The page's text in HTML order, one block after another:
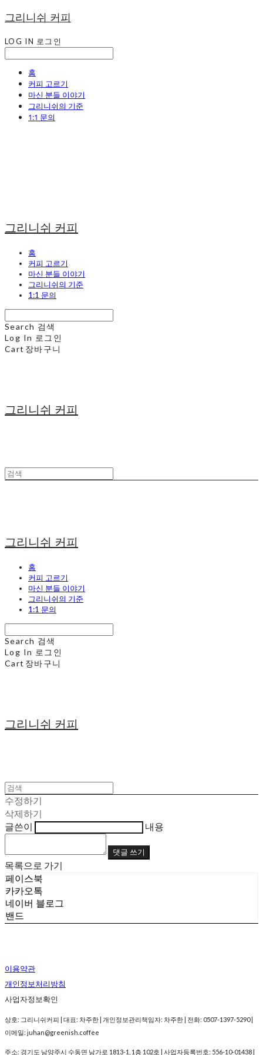
그리니쉬 커피
LOG IN 로그인
홈
커피 고르기
마신 분들 이야기
그리니쉬의 기준
1:1 문의
그리니쉬 커피
홈
커피 고르기
마신 분들 이야기
그리니쉬의 기준
1:1 문의
Search 검색
Log In 로그인
Cart 장바구니
그리니쉬 커피
그리니쉬 커피
홈
커피 고르기
마신 분들 이야기
그리니쉬의 기준
1:1 문의
Search 검색
Log In 로그인
Cart 장바구니
그리니쉬 커피
수정하기
삭제하기
글쓴이
내용
댓글 쓰기
목록으로 가기
페이스북
카카오톡
네이버 블로그
밴드
이용약관
개인정보처리방침
사업자정보확인
상호: 그리니쉬커피 | 대표: 차주한 | 개인정보관리책임자: 차주한 | 전화: 0507-1397-5290 |
이메일: juhan@greenish.coffee
주소: 경기도 남양주시 수동면 남가로 1813-1, 1층 102호 | 사업자등록번호: 556-10-01438 |